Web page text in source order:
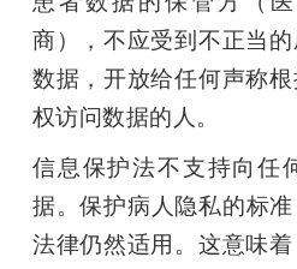
商），不应受到不正当
数据，开放给任何声称
权访问数据的人。
信息保护法不支持向任
据。保护病人隐私的标
法律仍然适用。这意味